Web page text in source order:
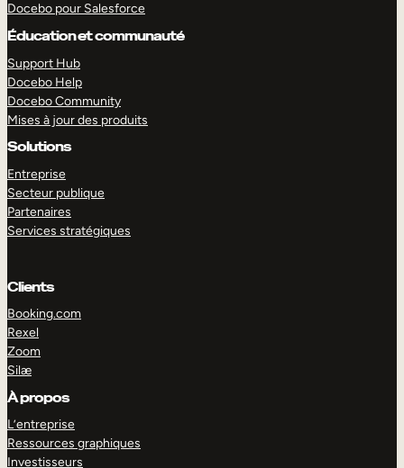
Docebo pour Salesforce
Éducation et communauté
Support Hub
Docebo Help
Docebo Community
Mises à jour des produits
Solutions
Entreprise
Secteur publique
Partenaires
Services stratégiques
Clients
Booking.com
Rexel
Zoom
Silæ
À propos
L’entreprise
Ressources graphiques
Investisseurs